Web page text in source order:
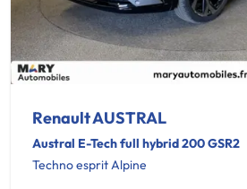
Renault AUSTRAL
Austral E-Tech full hybrid 200 GSR2
Techno esprit Alpine